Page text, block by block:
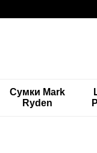
Сумки Mark
Ryden